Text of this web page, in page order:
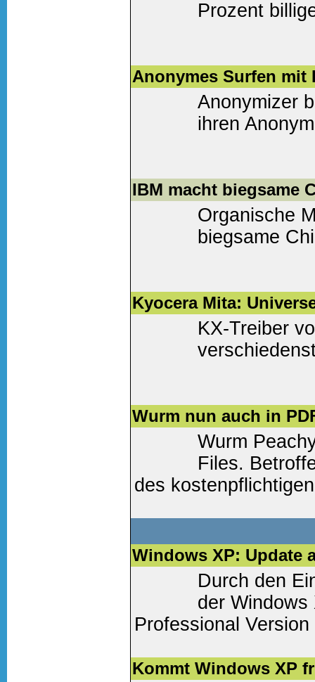
Prozent
Anonymes Surfen mit
Anonymizer
ihren
IBM macht biegsame
Organische
biegsame
Kyocera Mita:
KX-Treiber
Wurm nun auch in
Wurm
Files.
des
Windows XP: Update
Durch den
der Windows
Professional
Weiter lesen(0
Kommt Windows XP